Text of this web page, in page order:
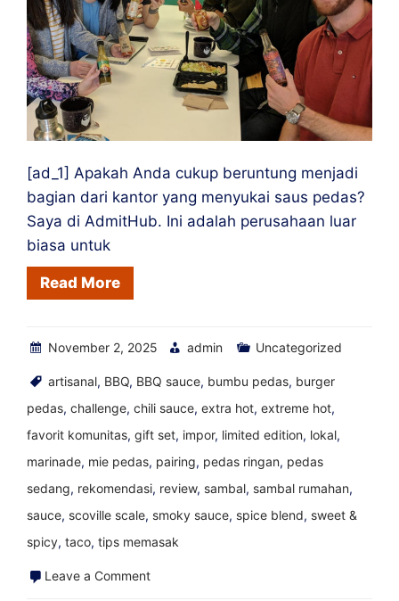
[ad_1] Apakah Anda cukup beruntung menjadi
bagian dari kantor yang menyukai saus pedas?
Saya di AdmitHub. Ini adalah perusahaan luar
biasa untuk
Read More
November 2, 2025 admin Uncategorized
artisanal, BBQ, BBQ sauce, bumbu pedas, burger
pedas, challenge, chili sauce, extra hot, extreme hot,
favorit komunitas, gift set, impor, limited edition, lokal,
marinade, mie pedas, pairing, pedas ringan, pedas
sedang, rekomendasi, review, sambal, sambal rumahan,
sauce, scoville scale, smoky sauce, spice blend, sweet &
spicy, taco, tips memasak
Leave a Commenton